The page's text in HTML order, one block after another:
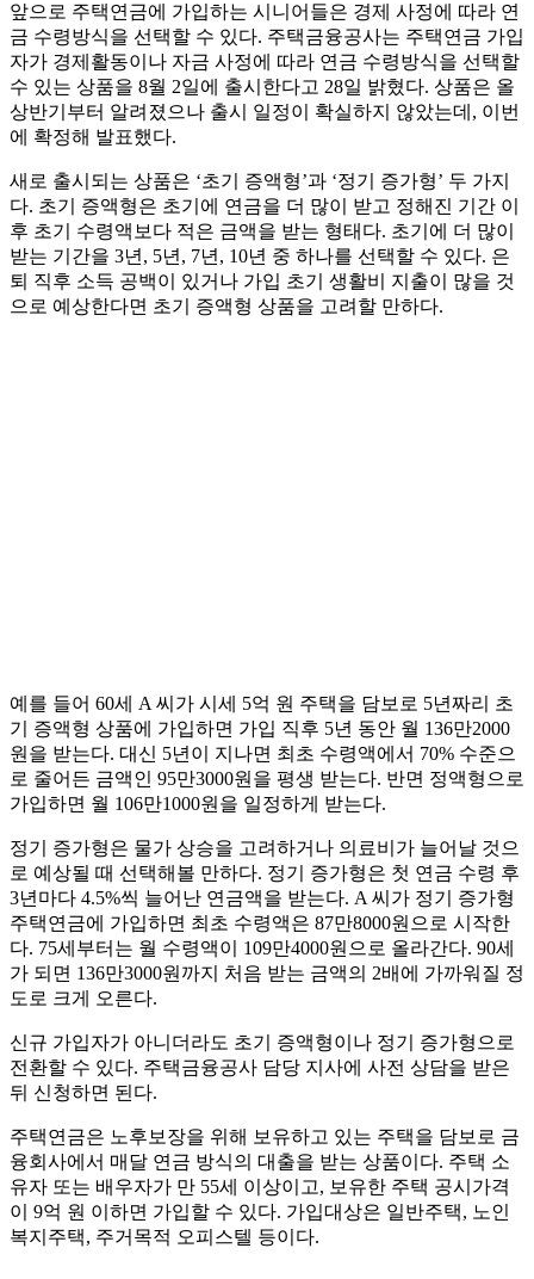
앞으로 주택연금에 가입하는 시니어들은 경제 사정에 따라 연
금 수령방식을 선택할 수 있다. 주택금융공사는 주택연금 가입
자가 경제활동이나 자금 사정에 따라 연금 수령방식을 선택할
수 있는 상품을 8월 2일에 출시한다고 28일 밝혔다. 상품은 올
상반기부터 알려졌으나 출시 일정이 확실하지 않았는데, 이번
에 확정해 발표했다.
새로 출시되는 상품은 ‘초기 증액형’과 ‘정기 증가형’ 두 가지
다. 초기 증액형은 초기에 연금을 더 많이 받고 정해진 기간 이
후 초기 수령액보다 적은 금액을 받는 형태다. 초기에 더 많이
받는 기간을 3년, 5년, 7년, 10년 중 하나를 선택할 수 있다. 은
퇴 직후 소득 공백이 있거나 가입 초기 생활비 지출이 많을 것
으로 예상한다면 초기 증액형 상품을 고려할 만하다.
예를 들어 60세 A 씨가 시세 5억 원 주택을 담보로 5년짜리 초
기 증액형 상품에 가입하면 가입 직후 5년 동안 월 136만2000
원을 받는다. 대신 5년이 지나면 최초 수령액에서 70% 수준으
로 줄어든 금액인 95만3000원을 평생 받는다. 반면 정액형으로
가입하면 월 106만1000원을 일정하게 받는다.
정기 증가형은 물가 상승을 고려하거나 의료비가 늘어날 것으
로 예상될 때 선택해볼 만하다. 정기 증가형은 첫 연금 수령 후
3년마다 4.5%씩 늘어난 연금액을 받는다. A 씨가 정기 증가형
주택연금에 가입하면 최초 수령액은 87만8000원으로 시작한
다. 75세부터는 월 수령액이 109만4000원으로 올라간다. 90세
가 되면 136만3000원까지 처음 받는 금액의 2배에 가까워질 정
도로 크게 오른다.
신규 가입자가 아니더라도 초기 증액형이나 정기 증가형으로
전환할 수 있다. 주택금융공사 담당 지사에 사전 상담을 받은
뒤 신청하면 된다.
주택연금은 노후보장을 위해 보유하고 있는 주택을 담보로 금
융회사에서 매달 연금 방식의 대출을 받는 상품이다. 주택 소
유자 또는 배우자가 만 55세 이상이고, 보유한 주택 공시가격
이 9억 원 이하면 가입할 수 있다. 가입대상은 일반주택, 노인
복지주택, 주거목적 오피스텔 등이다.